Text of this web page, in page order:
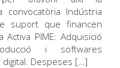
Indústria
suport que financen
PIME: Adquisició
i softwares
digital. Despeses […]